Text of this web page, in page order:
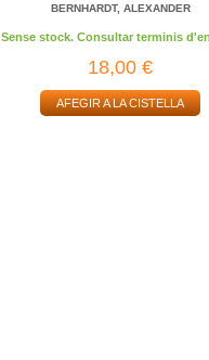
BERNHARDT, ALEXANDER
Sense stock. Consultar terminis
18,00 €
AFEGIR A LA CISTELLA